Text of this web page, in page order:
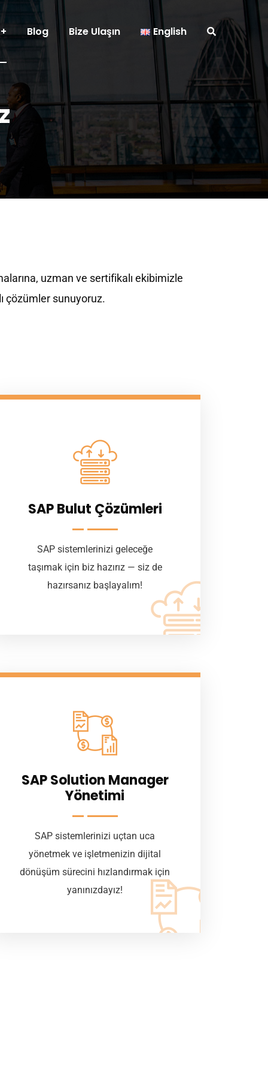
Blog Bize Ulaşın English
uzman ve sertifikalı ekibimizle
çözümler sunuyoruz.
SAP Bulut Çözümleri
SAP sistemlerinizi geleceğe
taşımak için biz hazırız — siz de
hazırsanız başlayalım!
SAP Solution Manager
Yönetimi
SAP sistemlerinizi uçtan uca
yönetmek ve işletmenizin dijital
dönüşüm sürecini hızlandırmak için
yanınızdayız!